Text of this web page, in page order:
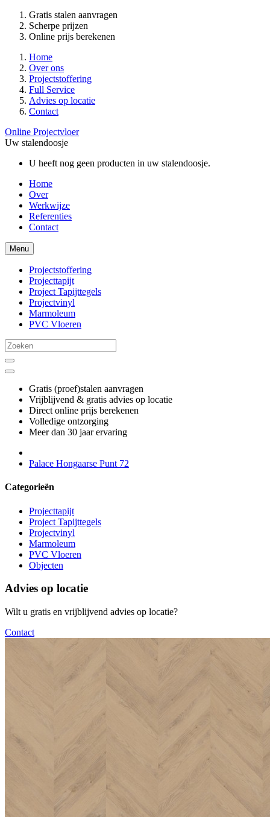
Gratis stalen aanvragen
Scherpe prijzen
Online prijs berekenen
Home
Over ons
Projectstoffering
Full Service
Advies op locatie
Contact
Online Projectvloer
Uw stalendoosje
U heeft nog geen producten in uw stalendoosje.
Home
Over
Werkwijze
Referenties
Contact
Menu
Projectstoffering
Projecttapijt
Project Tapijttegels
Projectvinyl
Marmoleum
PVC Vloeren
Gratis (proef)stalen aanvragen
Vrijblijvend & gratis advies op locatie
Direct online prijs berekenen
Volledige ontzorging
Meer dan 30 jaar ervaring
Palace Hongaarse Punt 72
Categorieën
Projecttapijt
Project Tapijttegels
Projectvinyl
Marmoleum
PVC Vloeren
Objecten
Advies op locatie
Wilt u gratis en vrijblijvend advies op locatie?
Contact